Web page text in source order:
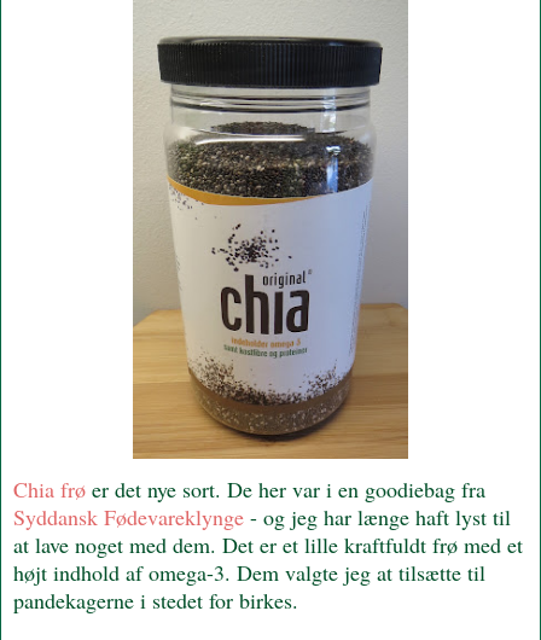
Chia frø er det nye sort. De her var i en goodiebag fra
Syddansk Fødevareklynge - og jeg har længe haft lyst til
at lave noget med dem. Det er et lille kraftfuldt frø med et
højt indhold af omega-3. Dem valgte jeg at tilsætte til
pandekagerne i stedet for birkes.